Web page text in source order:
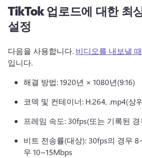
TikTok 업로드에 대한 최
설정
다음을 사용합니다. 비디오를 내보낼
입니다.
해결 방법: 1920년 × 1080년(9:16)
코덱 및 컨테이너: H.264, .mp4(상
프레임 속도: 30fps(또는 기록된
비트 전송률(대상): 30fps의 경우
우 10~15Mbps